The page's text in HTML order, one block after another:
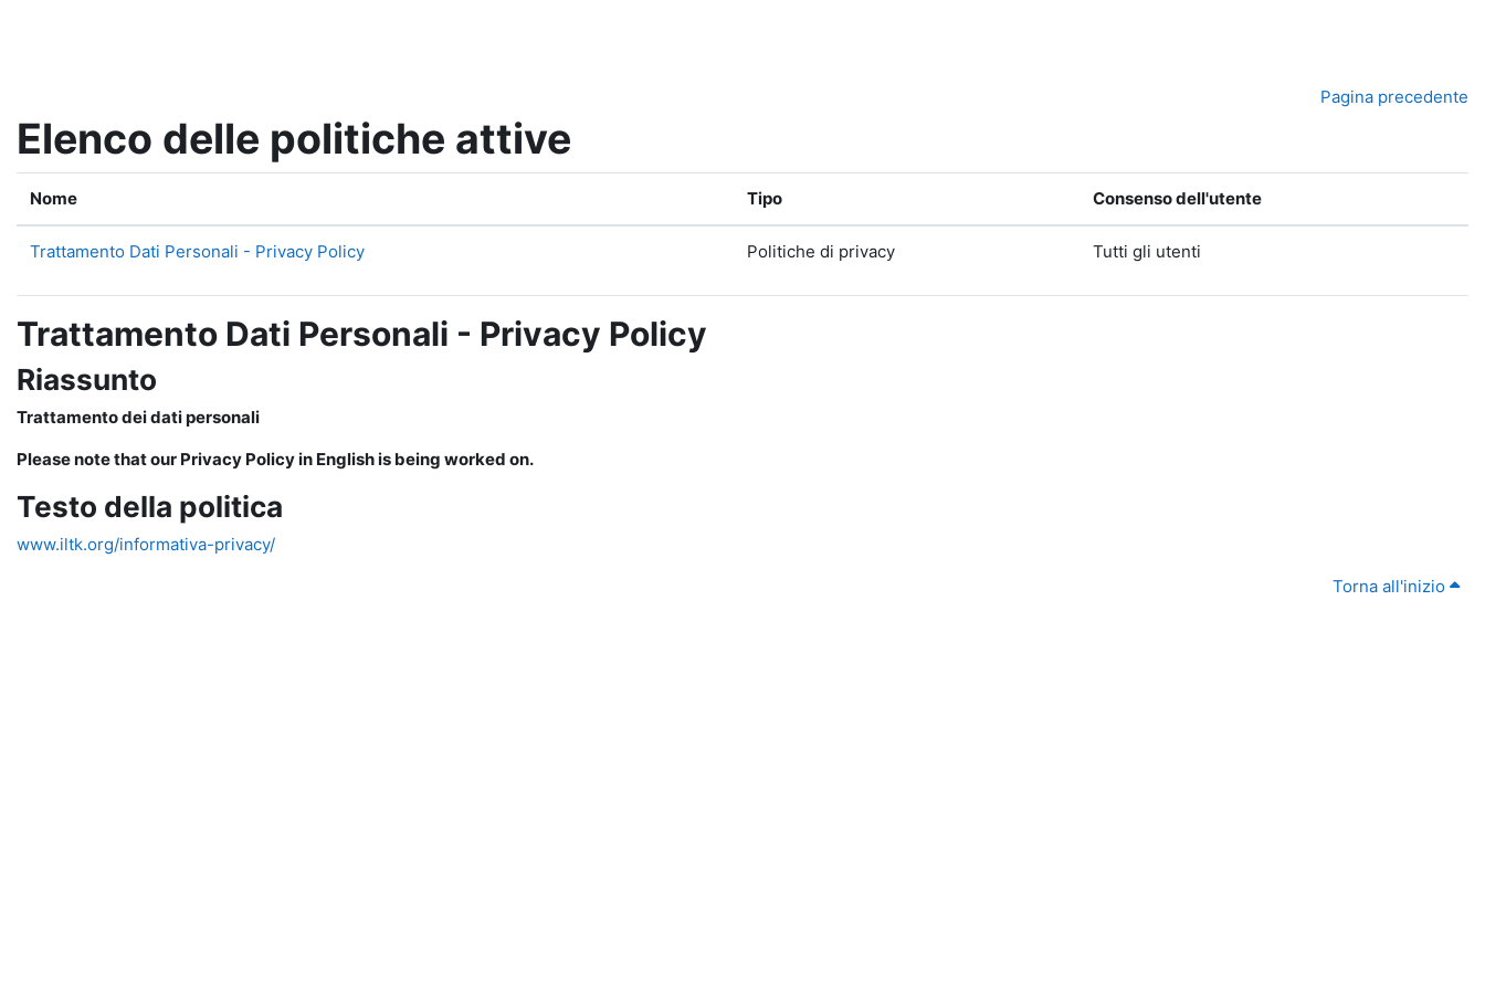
Pagina precedente
Elenco delle politiche attive
Nome Tipo Consenso dell'utente
Trattamento Dati Personali - Privacy Policy Politiche di privacy Tutti gli utenti
Trattamento Dati Personali - Privacy Policy
Riassunto
Trattamento dei dati personali
Please note that our Privacy Policy in English is being worked on.
Testo della politica
www.iltk.org/informativa-privacy/
Torna all'inizio